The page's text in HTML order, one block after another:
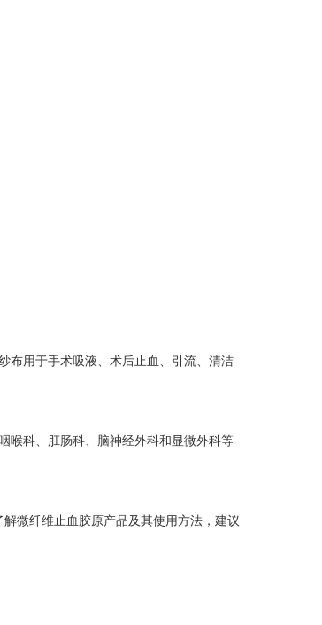
用于手术吸液、术后止血、引流、清洁
科、肛肠科、脑神经外科和显微外科等
微纤维止血胶原产品及其使用方法，建议